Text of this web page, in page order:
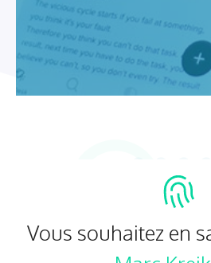
Vous souhaitez en